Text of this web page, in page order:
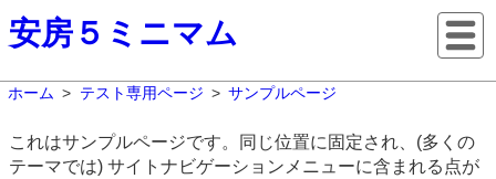
安房５ミニマム
ホーム テスト専用ページ サンプルページ
これはサンプルページです。同じ位置に固定され、(多くの
テーマでは) サイトナビゲーションメニューに含まれる点が